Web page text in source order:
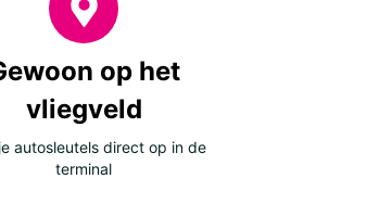
op het
vliegveld
autosleutels direct op in de
terminal